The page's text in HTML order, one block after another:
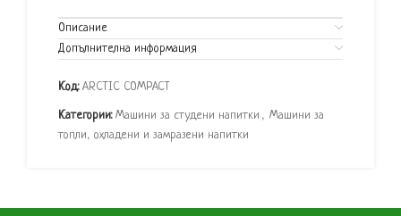
Описание
Допълнителна информация
Код: ARCTIC COMPACT
Категории: Машини за студени напитки , Машини за
топли, охладени и замразени напитки